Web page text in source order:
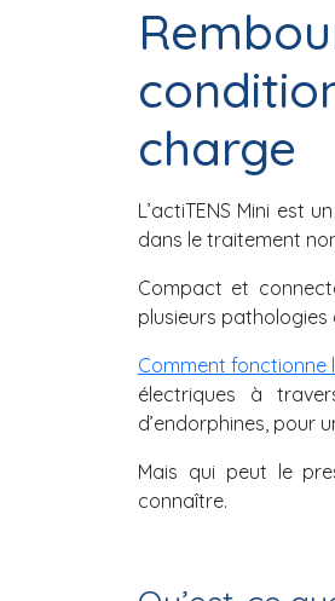
charge
L’actiTENS Mini est
dans le traitement
Compact et
plusieurs pathologies
Comment fonctionne
électriques à
d’endorphines, pour
Mais qui peut le
connaître.